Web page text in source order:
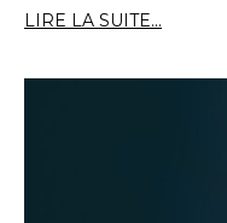
LIRE LA SUITE...